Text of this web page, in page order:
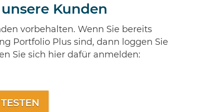
Kunden
vorbehalten. Wenn Sie bereits
Portfolio Plus sind, dann loggen Sie
Sie sich hier dafür anmelden: